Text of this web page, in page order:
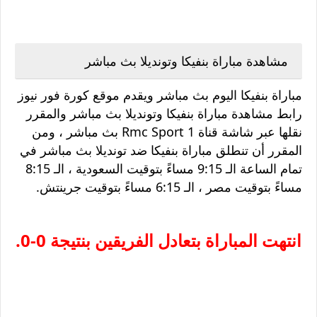
مشاهدة مباراة بنفيكا وتونديلا بث مباشر
مباراة بنفيكا اليوم بث مباشر ويقدم موقع كورة فور نيوز
رابط مشاهدة مباراة بنفيكا وتونديلا بث مباشر والمقرر
نقلها عبر شاشة قناة Rmc Sport 1 بث مباشر ، ومن
المقرر أن تنطلق مباراة بنفيكا ضد تونديلا بث مباشر في
تمام الساعة الـ 9:15 مساءً بتوقيت السعودية ، الـ 8:15
مساءً بتوقيت مصر ، الـ 6:15 مساءً بتوقيت جرينتش.
انتهت المباراة بتعادل الفريقين بنتيجة 0-0.